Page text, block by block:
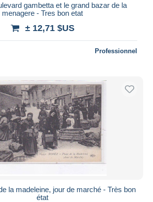
gambetta et le grand bazar de la
menagere - Tres bon etat
± 12,71 $US
Professionnel
la madeleine, jour de marché - Très bon
état